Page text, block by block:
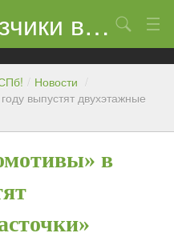
Переезд и грузчики в СПб!
Поиск
/ Новости /
выпустят двухэтажные
в